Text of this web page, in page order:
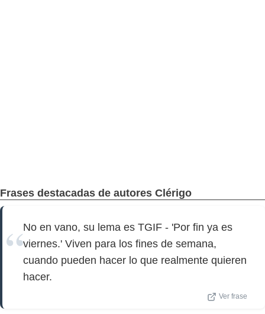
Frases destacadas de autores Clérigo
No en vano, su lema es TGIF - 'Por fin ya es
viernes.' Viven para los fines de semana,
cuando pueden hacer lo que realmente quieren
hacer.
Ver frase